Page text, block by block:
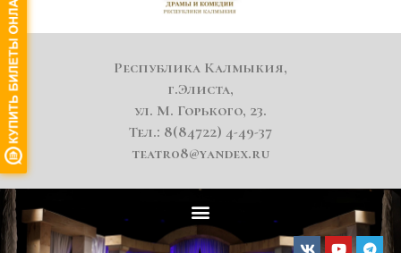
Республика Калмыкия,
г.Элиста,
ул. М. Горького, 23.
Тел.: 8(84722) 4-49-37
teatr08@yandex.ru